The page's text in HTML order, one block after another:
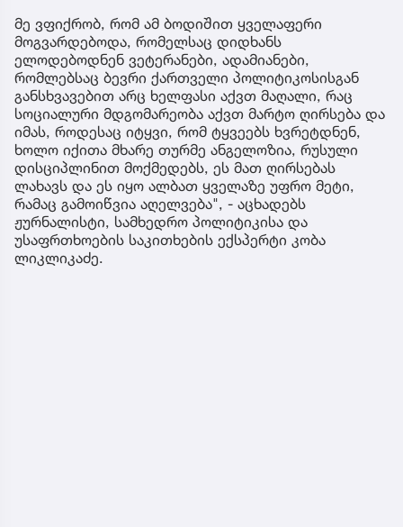
მე ვფიქრობ, რომ ამ ბოდიშით ყველაფერი
მოგვარდებოდა, რომელსაც დიდხანს
ელოდებოდნენ ვეტერანები, ადამიანები,
რომლებსაც ბევრი ქართველი პოლიტიკოსისგან
განსხვავებით არც ხელფასი აქვთ მაღალი, რაც
სოციალური მდგომარეობა აქვთ მარტო ღირსება და
იმას, როდესაც იტყვი, რომ ტყვეებს ხვრეტდნენ,
ხოლო იქითა მხარე თურმე ანგელოზია, რუსული
დისციპლინით მოქმედებს, ეს მათ ღირსებას
ლახავს და ეს იყო ალბათ ყველაზე უფრო მეტი,
რამაც გამოიწვია აღელვება", - აცხადებს
ჟურნალისტი, სამხედრო პოლიტიკისა და
უსაფრთხოების საკითხების ექსპერტი კობა
ლიკლიკაძე.